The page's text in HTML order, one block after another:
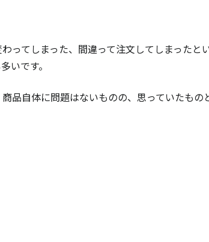
ってしまった、間違って注文してしまったと
いです。
品自体に問題はないものの、思っていたもの